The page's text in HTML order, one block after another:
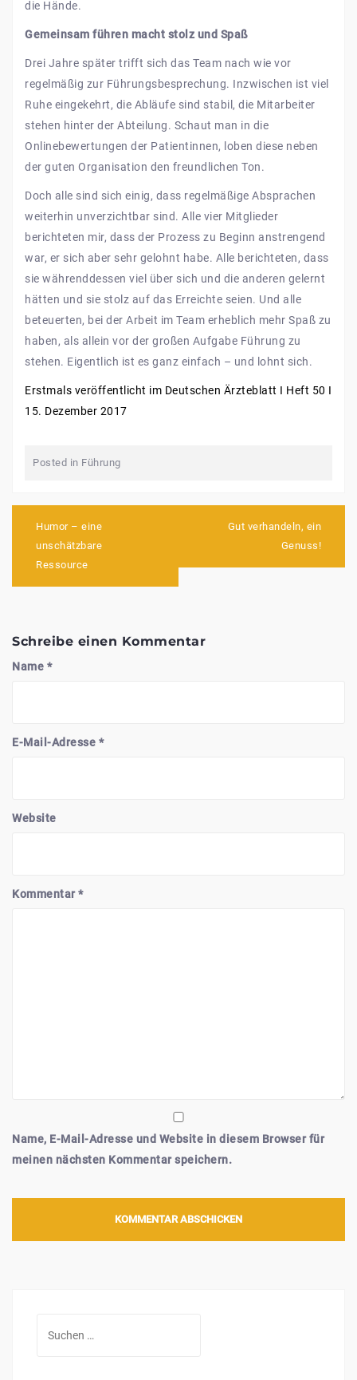
die Hände.
Gemeinsam führen macht stolz und Spaß
Drei Jahre später trifft sich das Team nach wie vor
regelmäßig zur Führungsbesprechung. Inzwischen ist viel
Ruhe eingekehrt, die Abläufe sind stabil, die Mitarbeiter
stehen hinter der Abteilung. Schaut man in die
Onlinebewertungen der Patientinnen, loben diese neben
der guten Organisation den freundlichen Ton.
Doch alle sind sich einig, dass regelmäßige Absprachen
weiterhin unverzichtbar sind. Alle vier Mitglieder
berichteten mir, dass der Prozess zu Beginn anstrengend
war, er sich aber sehr gelohnt habe. Alle berichteten, dass
sie währenddessen viel über sich und die anderen gelernt
hätten und sie stolz auf das Erreichte seien. Und alle
beteuerten, bei der Arbeit im Team erheblich mehr Spaß zu
haben, als allein vor der großen Aufgabe Führung zu
stehen. Eigentlich ist es ganz einfach – und lohnt sich.
Erstmals veröffentlicht im Deutschen Ärzteblatt I Heft 50 I
15. Dezember 2017
Posted in Führung
Beitragsnavigation
Humor – eine
unschätzbare
Ressource
Gut verhandeln, ein
Genuss!
Schreibe einen Kommentar
Name *
E-Mail-Adresse *
Website
Kommentar*
Name, E-Mail-Adresse und Website in diesem Browser für
meinen nächsten Kommentar speichern.